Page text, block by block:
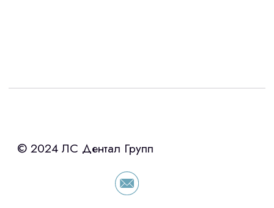
Интересует лизинг?
«Уралпромлизинг» подберем выгодные
условия по лизингу оборудования,
просто оставьте контакты чтобы мы
сориентировали по условиям